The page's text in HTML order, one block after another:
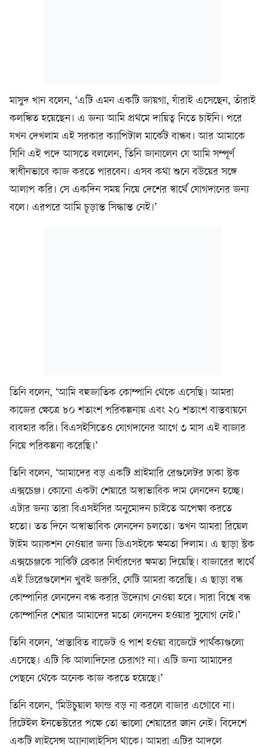
মাসুদ খান বলেন, ‘এটি এমন একটি জায়গা, যাঁরাই এসেছেন, তাঁরাই
কলঙ্কিত হয়েছেন। এ জন্য আমি প্রথমে দায়িত্ব নিতে চাইনি। পরে
যখন দেখলাম এই সরকার ক্যাপিটাল মার্কেট বান্ধব। আর আমাকে
যিনি এই পদে আসতে বললেন, তিনি জানালেন যে আমি সম্পূর্ণ
স্বাধীনভাবে কাজ করতে পারবেন। এসব কথা শুনে বউয়ের সঙ্গে
আলাপ করি। সে একদিন সময় নিয়ে দেশের স্বার্থে যোগদানের জন্য
বলে। এরপরে আমি চূড়ান্ত সিদ্ধান্ত নেই।’
তিনি বলেন, ‘আমি বহুজাতিক কোম্পানি থেকে এসেছি। আমরা
কাজের ক্ষেত্রে ৮০ শতাংশ পরিকল্পনায় এবং ২০ শতাংশ বাস্তবায়নে
ব্যবহার করি। বিএসইসিতেও যোগদানের আগে ৩ মাস এই বাজার
নিয়ে পরিকল্পনা করেছি।’
তিনি বলেন, ‘আমাদের বড় একটি প্রাইমারি রেগুলেটর ঢাকা স্টক
এক্সচেঞ্জ। কোনো একটা শেয়ারে অস্বাভাবিক দাম লেনদেন হচ্ছে।
এটার জন্য তারা বিএসইসির অনুমোদন চাইতে অপেক্ষা করতে
হতো। তত দিনে অস্বাভাবিক লেনদেন চলতো। তখন আমরা রিয়েল
টাইম অ্যাকশন নেওয়ার জন্য ডিএসইকে ক্ষমতা দিলাম। এ ছাড়া স্টক
এক্সচেঞ্জকে সার্কিট ব্রেকার নির্ধারণের ক্ষমতা দিয়েছি। বাজারের স্বার্থে
এই ডিরেগুলেশন খুবই জরুরি, যেটি আমরা করেছি। এ ছাড়া বন্ধ
কোম্পানির লেনদেন বন্ধ করার উদ্যোগ নেওয়া হবে। সারা বিশ্বে বন্ধ
কোম্পানির শেয়ার আমাদের মতো লেনদেন হওয়ার সুযোগ নেই।’
তিনি বলেন, ‘প্রস্তাবিত বাজেট ও পাশ হওয়া বাজেটে পার্থক্যগুলো
এসেছে। এটি কি আলাদিনের চেরাগ? না। এটি জন্য আমাদের
পেছনে থেকে অনেক কাজ করতে হয়েছে।’
তিনি বলেন, ‘মিউচুয়াল ফান্ড বড় না করলে বাজার এগোবে না।
রিটেইল ইনভেস্টরের পক্ষে তো ভালো শেয়ারের জ্ঞান নেই। বিদেশে
একটি লাইসেন্স অ্যানালাইসিস থাকে। আমরা এটির আদলে